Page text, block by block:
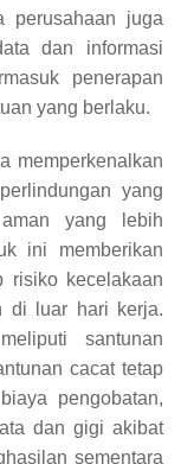
perusahaan juga
dan informasi
penerapan
yang berlaku.
memperkenalkan
yang
yang lebih
ini memberikan
risiko kecelakaan
di luar hari kerja.
santunan
cacat tetap
pengobatan,
dan gigi akibat
sementara